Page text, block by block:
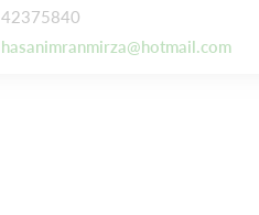
42375840
hasanimranmirza@hotmail.com